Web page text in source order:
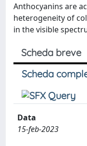
Anthocyanins are
heterogeneity of
in the visible
Scheda breve
Scheda
Data
15-feb-2023